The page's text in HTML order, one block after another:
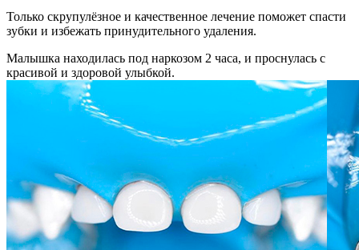
Только скрупулёзное и качественное лечение поможет спасти
зубки и избежать принудительного удаления.
Малышка находилась под наркозом 2 часа, и проснулась с
красивой и здоровой улыбкой.